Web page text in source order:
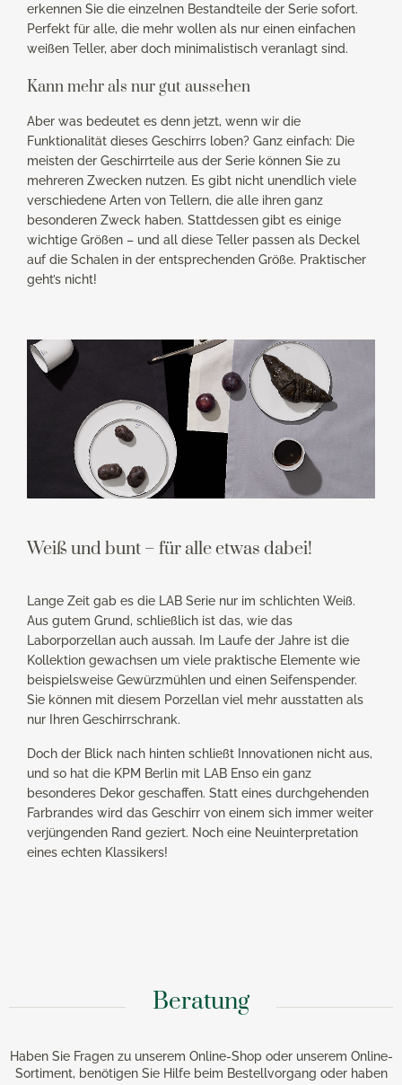
erkennen Sie die einzelnen Bestandteile der Serie sofort.
Perfekt für alle, die mehr wollen als nur einen einfachen
weißen Teller, aber doch minimalistisch veranlagt sind.
Kann mehr als nur gut aussehen
Aber was bedeutet es denn jetzt, wenn wir die
Funktionalität dieses Geschirrs loben? Ganz einfach: Die
meisten der Geschirrteile aus der Serie können Sie zu
mehreren Zwecken nutzen. Es gibt nicht unendlich viele
verschiedene Arten von Tellern, die alle ihren ganz
besonderen Zweck haben. Stattdessen gibt es einige
wichtige Größen – und all diese Teller passen als Deckel
auf die Schalen in der entsprechenden Größe. Praktischer
geht’s nicht!
Weiß und bunt – für alle etwas dabei!
Lange Zeit gab es die LAB Serie nur im schlichten Weiß.
Aus gutem Grund, schließlich ist das, wie das
Laborporzellan auch aussah. Im Laufe der Jahre ist die
Kollektion gewachsen um viele praktische Elemente wie
beispielsweise Gewürzmühlen und einen Seifenspender.
Sie können mit diesem Porzellan viel mehr ausstatten als
nur Ihren Geschirrschrank.
Doch der Blick nach hinten schließt Innovationen nicht aus,
und so hat die KPM Berlin mit LAB Enso ein ganz
besonderes Dekor geschaffen. Statt eines durchgehenden
Farbrandes wird das Geschirr von einem sich immer weiter
verjüngenden Rand geziert. Noch eine Neuinterpretation
eines echten Klassikers!
Beratung
Haben Sie Fragen zu unserem Online-Shop oder unserem Online-
Sortiment, benötigen Sie Hilfe beim Bestellvorgang oder haben